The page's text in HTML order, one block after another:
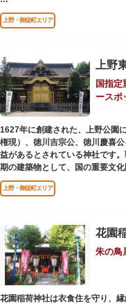
ドやスイーツが食べられます。
も必見です。
ソメイヨシノやヤマザクラなど
所としても有名。シーズンには
例年延べ330万人近い人出とな
ので、バードウォッチングを楽
美術館や博物館で国内外の芸術
りを感じながら史跡巡りを楽し
りきれないほどの魅力にあふれた
上野・御徒町エリア
上野
国指定
ースポ
1627年に創建された、上野公園
権現）、徳川吉宗公、徳川慶喜
益があるとされている神社です
期の建築物として、国の重要文
は紅葉やダリア展、お正月は初
国内外からの参拝者で賑わうスポ
軍・徳川家光公が、日光東照宮
てられたそう。社殿内部は文化
が実施されることもあるので、
授与所では、期間・数量限定の
ック。手塚治虫のユニコのお守
上野・御徒町エリア
花園
朱の鳥
花園稲荷神社は衣食住を守り、